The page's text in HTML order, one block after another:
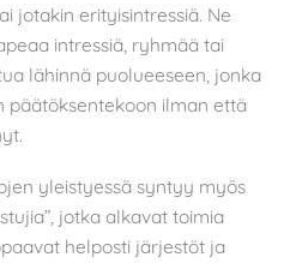
jotakin erityisintressiä. Ne
intressiä, ryhmää tai
lähinnä puolueeseen, jonka
päätöksentekoon ilman että
yleistyessä syntyy myös
jotka alkavat toimia
helposti järjestöt ja